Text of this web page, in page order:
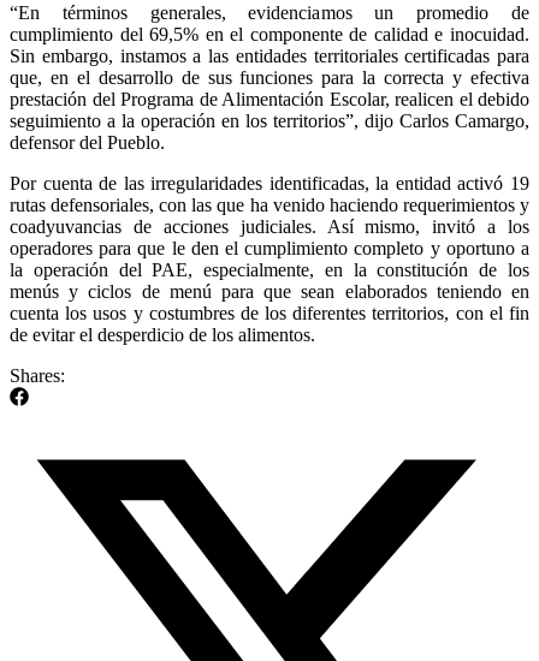
“En términos generales, evidenciamos un promedio de
cumplimiento del 69,5% en el componente de calidad e inocuidad.
Sin embargo, instamos a las entidades territoriales certificadas para
que, en el desarrollo de sus funciones para la correcta y efectiva
prestación del Programa de Alimentación Escolar, realicen el debido
seguimiento a la operación en los territorios”, dijo Carlos Camargo,
defensor del Pueblo.
Por cuenta de las irregularidades identificadas, la entidad activó 19
rutas defensoriales, con las que ha venido haciendo requerimientos y
coadyuvancias de acciones judiciales. Así mismo, invitó a los
operadores para que le den el cumplimiento completo y oportuno a
la operación del PAE, especialmente, en la constitución de los
menús y ciclos de menú para que sean elaborados teniendo en
cuenta los usos y costumbres de los diferentes territorios, con el fin
de evitar el desperdicio de los alimentos.
Shares: